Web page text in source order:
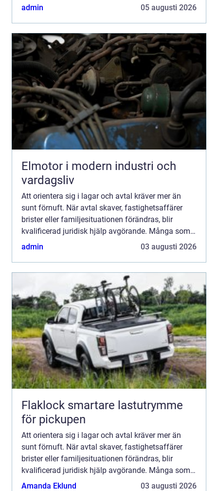
s...
admin 05 augusti 2026
Elmotor i modern industri och
vardagsliv
Att orientera sig i lagar och avtal kräver mer än
sunt förnuft. När avtal skaver, fastighetsaffärer
brister eller familjesituationen förändras, blir
kvalificerad juridisk hjälp avgörande. Många som
s...
admin 03 augusti 2026
Flaklock smartare lastutrymme
för pickupen
Att orientera sig i lagar och avtal kräver mer än
sunt förnuft. När avtal skaver, fastighetsaffärer
brister eller familjesituationen förändras, blir
kvalificerad juridisk hjälp avgörande. Många som
s...
Amanda Eklund 03 augusti 2026